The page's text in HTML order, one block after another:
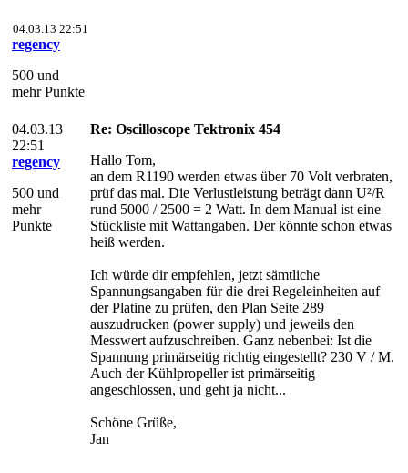
04.03.13 22:51
regency
500 und
mehr Punkte
04.03.13
22:51
regency
500 und
mehr
Punkte
Re: Oscilloscope Tektronix 454
Hallo Tom,
an dem R1190 werden etwas über 70 Volt verbraten,
prüf das mal. Die Verlustleistung beträgt dann U²/R
rund 5000 / 2500 = 2 Watt. In dem Manual ist eine
Stückliste mit Wattangaben. Der könnte schon etwas
heiß werden.
Ich würde dir empfehlen, jetzt sämtliche
Spannungsangaben für die drei Regeleinheiten auf
der Platine zu prüfen, den Plan Seite 289
auszudrucken (power supply) und jeweils den
Messwert aufzuschreiben. Ganz nebenbei: Ist die
Spannung primärseitig richtig eingestellt? 230 V / M.
Auch der Kühlpropeller ist primärseitig
angeschlossen, und geht ja nicht...
Schöne Grüße,
Jan